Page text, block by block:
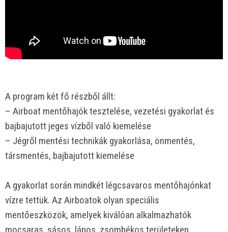
A program két fő részből állt:
– Airboat mentőhajók tesztelése, vezetési gyakorlat és
bajbajutott jeges vízből való kiemelése
– Jégről mentési technikák gyakorlása, önmentés,
társmentés, bajbajutott kiemelése
A gyakorlat során mindkét légcsavaros mentőhajónkat
vízre tettük. Az Airboatok olyan speciális
mentőeszközök, amelyek kiválóan alkalmazhatók
mocsaras, sásos, lápos, zsombékos területeken,